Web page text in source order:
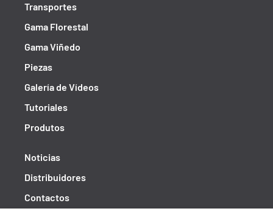
Transportes
Gama Florestal
Gama Viñedo
Piezas
Galería de Vídeos
Tutoriales
Produtos
Noticias
Distribuidores
Contactos